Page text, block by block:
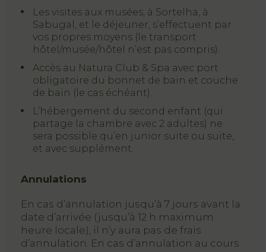
Contact
Infos
Destination
Guarda
Les visites aux musées, à Sortelha, à
Sabugal, et le déjeuner, s’effectuent par
vos propres moyens (le transport
hôtel/musée/hôtel n’est pas compris).
Accès au Natura Club & Spa avec port
obligatoire du bonnet de bain et couche
de bain (le cas échéant).
L’hébergement du second enfant (qui
partage la chambre avec 2 adultes) ne
sera possible qu’en junior suite ou suite,
et avec supplément.
Annulations
En cas d’annulation jusqu’à 7 jours avant la
date d’arrivée (jusqu’à 12 h maximum
heure locale), il n’y aura pas de frais
d’annulation. En cas d’annulation au cours